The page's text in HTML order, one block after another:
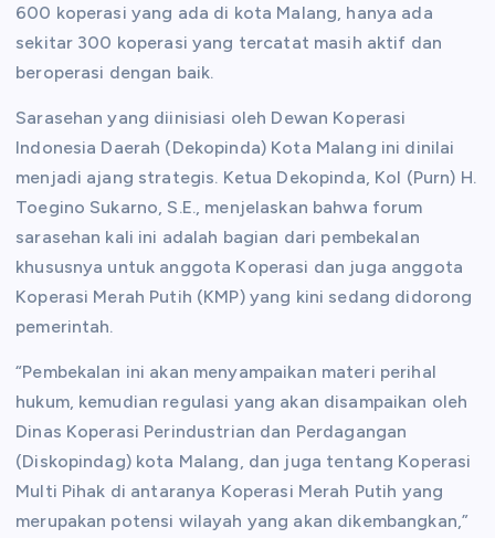
600 koperasi yang ada di kota Malang, hanya ada
sekitar 300 koperasi yang tercatat masih aktif dan
beroperasi dengan baik.
Sarasehan yang diinisiasi oleh Dewan Koperasi
Indonesia Daerah (Dekopinda) Kota Malang ini dinilai
menjadi ajang strategis. Ketua Dekopinda, Kol (Purn) H.
Toegino Sukarno, S.E., menjelaskan bahwa forum
sarasehan kali ini adalah bagian dari pembekalan
khususnya untuk anggota Koperasi dan juga anggota
Koperasi Merah Putih (KMP) yang kini sedang didorong
pemerintah.
“Pembekalan ini akan menyampaikan materi perihal
hukum, kemudian regulasi yang akan disampaikan oleh
Dinas Koperasi Perindustrian dan Perdagangan
(Diskopindag) kota Malang, dan juga tentang Koperasi
Multi Pihak di antaranya Koperasi Merah Putih yang
merupakan potensi wilayah yang akan dikembangkan,”